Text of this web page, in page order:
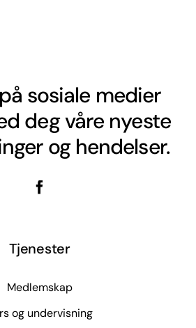
sosiale medier
deg våre nyeste
og hendelser.
Tjenester
Medlemskap
og undervisning